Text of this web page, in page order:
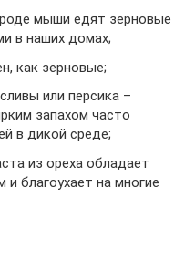
мыши едят зерновые
в наших домах;
как зерновые;
или персика –
запахом часто
в дикой среде;
из ореха обладает
благоухает на многие